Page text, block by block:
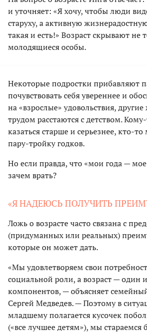
и уточняет: «Я хочу, чтобы люди
старуху, а активную
такая и есть!» Возраст скрывают не
молодящиеся особы.
Некоторые подростки прибавляют
почувствовать себя увереннее и
на «взрослые» удовольствия,
трудом расстаются с детством.
казаться старше и серьезнее, кто-
пару-тройку годков.
Но если правда, что «мои года — мое
зачем врать?
«Я НАДЕЮСЬ ПОЛУЧИТЬ
Ложь о возрасте часто связана с
(придуманных или реальных)
которые он может дать.
«Мы удовлетворяем свои
социальной роли, а возраст — один
компонентов, — объясняет
Сергей Медведев. — Поэтому в
младшему полагается кусочек
(«все лучшее детям»), мы